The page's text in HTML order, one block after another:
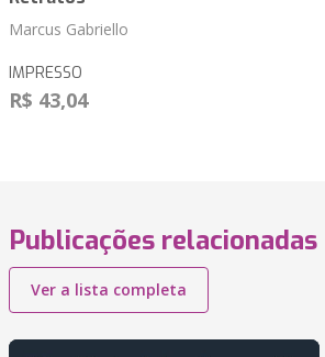
Marcus Gabriello
IMPRESSO
R$ 43,04
Publicações relacionadas
Ver a lista completa